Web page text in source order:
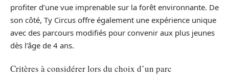
profiter d’une vue imprenable sur la forêt environnante. De
son côté, Ty Circus offre également une expérience unique
avec des parcours modifiés pour convenir aux plus jeunes
dès l’âge de 4 ans.
Critères à considérer lors du choix d’un parc